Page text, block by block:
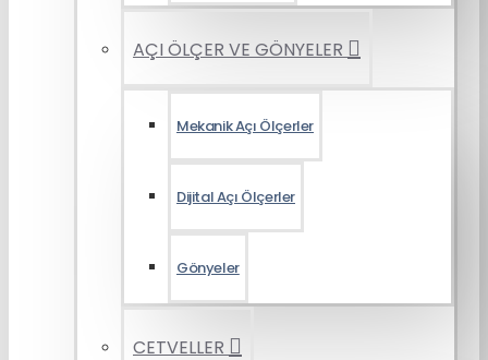
AÇI ÖLÇER VE GÖNYELER
Mekanik Açı Ölçerler
Dijital Açı Ölçerler
Gönyeler
CETVELLER